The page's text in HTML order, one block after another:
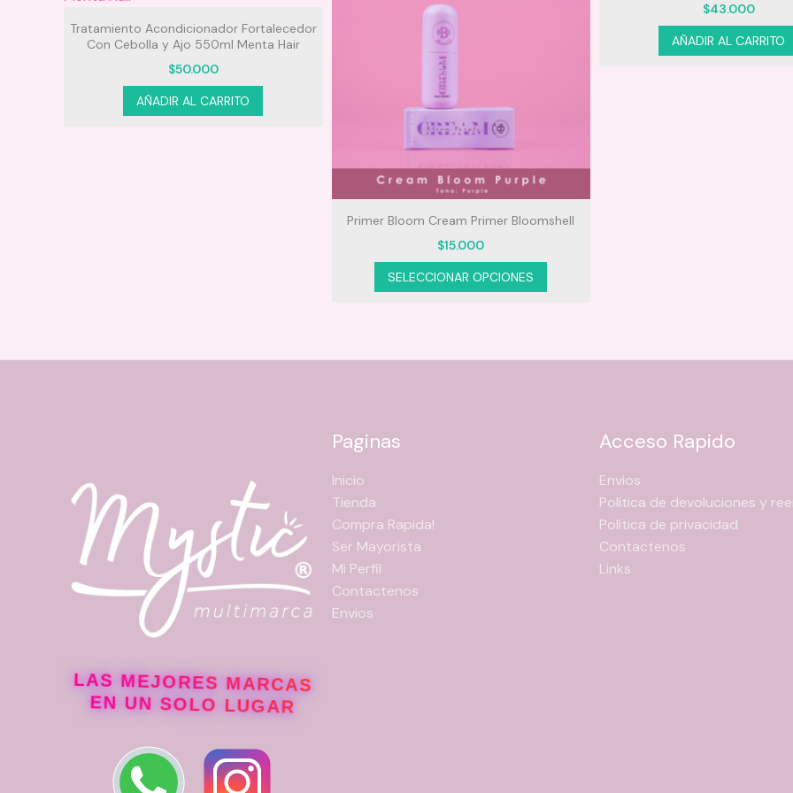
Tratamiento Acondicionador Fortalecedor
Con Cebolla y Ajo 550ml Menta Hair
$50.000
AÑADIR AL CARRITO
Primer Bloom Cream Primer Bloomshell
$15.000
SELECCIONAR OPCIONES
producto
variantes.
$43.000
AÑADIR AL CARRITO
LAS MEJORES MARCAS
EN UN SOLO LUGAR
Paginas
Inicio
Tienda
Compra Rapida!
Ser Mayorista
Mi Perfil
Contactenos
Envios
Acceso Rapido
Envios
Política de devoluciones y
Política de privacidad
Contactenos
Links